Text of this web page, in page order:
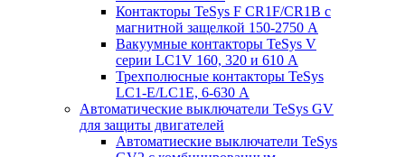
Контакторы TeSys F CR1F/CR1B с
магнитной защелкой 150-2750 А
Вакуумные контакторы TeSys V
серии LC1V 160, 320 и 610 А
Трехполюсные контакторы TeSys
LC1-E/LC1E, 6-630 А
Автоматические выключатели TeSys GV
для защиты двигателей
Автоматиеские выключатели TeSys